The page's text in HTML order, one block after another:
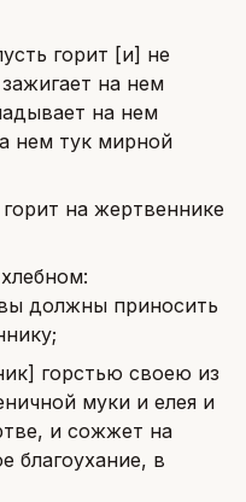
горит [и] не
на нем
на нем
нем тук мирной
на жертвеннике
должны приносить
горстью своею из
муки и елея и
и сожжет на
благоухание, в